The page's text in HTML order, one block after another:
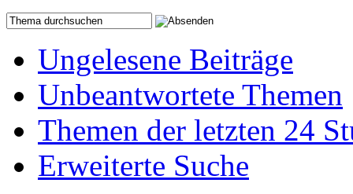
Ungelesene Beiträge
Unbeantwortete Themen
Themen der letzten 24
Erweiterte Suche